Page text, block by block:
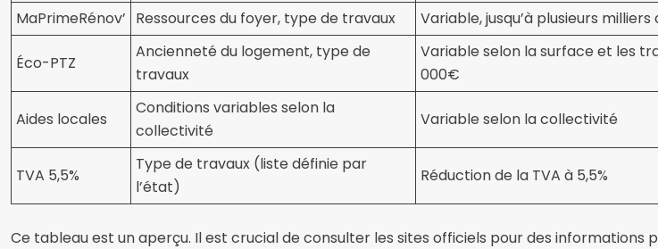
MaPrimeRénov’ Ressources du foyer, type de travaux Variable, jusqu’à plusieurs milliers
Éco-PTZ
Ancienneté du logement, type de
travaux
Variable selon la surface et les
000€
Aides locales
Conditions variables selon la
collectivité
Variable selon la collectivité
TVA 5,5%
Type de travaux (liste définie par
l’état)
Réduction de la TVA à 5,5%
Ce tableau est un aperçu. Il est crucial de consulter les sites officiels pour des informations